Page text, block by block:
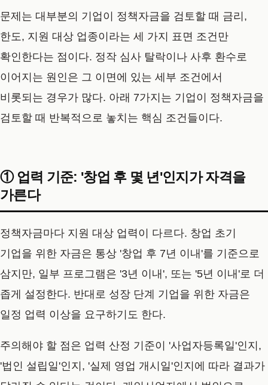
문제는 대부분의 기업이 정책자금을 검토할 때 금리,
한도, 지원 대상 업종이라는 세 가지 표면 조건만
확인한다는 점이다. 정작 심사 탈락이나 사후 환수로
이어지는 원인은 그 이면에 있는 세부 조건에서
비롯되는 경우가 많다. 아래 7가지는 기업이 정책자금을
검토할 때 반복적으로 놓치는 핵심 조건들이다.
① 업력 기준: '창업 후 몇 년'인지가 자격을
가른다
정책자금마다 지원 대상 업력이 다르다. 창업 초기
기업을 위한 자금은 통상 '창업 후 7년 이내'를 기준으로
삼지만, 일부 프로그램은 '3년 이내', 또는 '5년 이내'로 더
좁게 설정한다. 반대로 성장 단계 기업을 위한 자금은
일정 업력 이상을 요구하기도 한다.
주의해야 할 점은 업력 산정 기준이 '사업자등록일'인지,
'법인 설립일'인지, '실제 영업 개시일'인지에 따라 결과가